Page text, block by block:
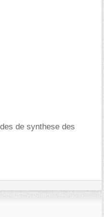
de synthese des